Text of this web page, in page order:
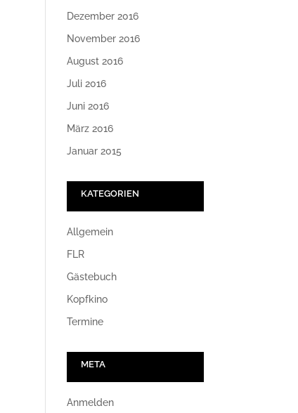
Dezember 2016
November 2016
August 2016
Juli 2016
Juni 2016
März 2016
Januar 2015
KATEGORIEN
Allgemein
FLR
Gästebuch
Kopfkino
Termine
META
Anmelden